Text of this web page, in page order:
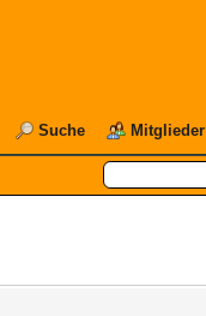
Suche Mitglieder